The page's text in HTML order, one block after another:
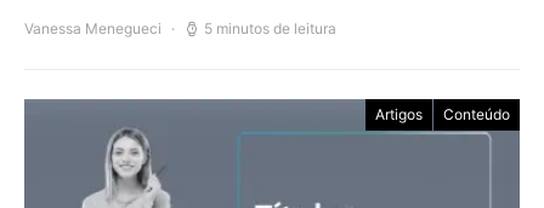
Vanessa Menegueci 5 minutos de leitura
Artigos Conteúdo